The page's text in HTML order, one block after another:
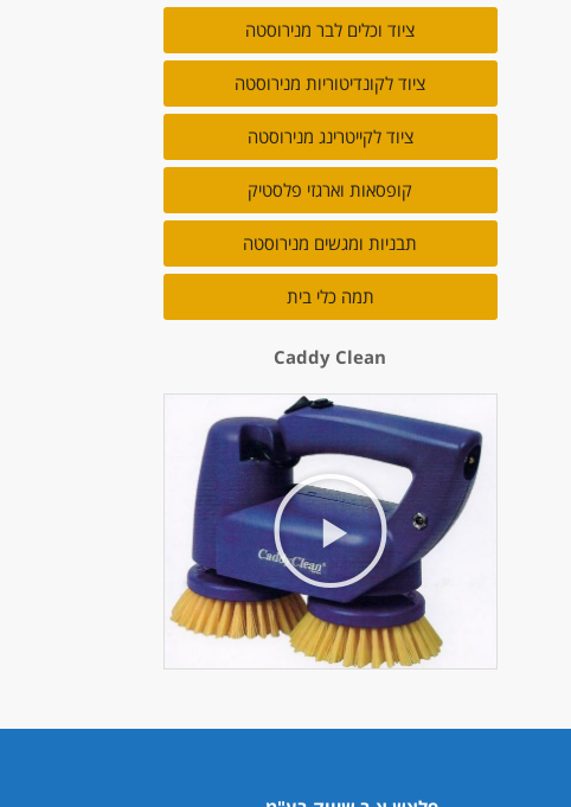
ציוד וכלים לבר מנירוסטה
ציוד לקונדיטוריות מנירוסטה
ציוד לקייטרינג מנירוסטה
קופסאות וארגזי פלסטיק
תבניות ומגשים מנירוסטה
תמה כלי בית
Caddy Clean